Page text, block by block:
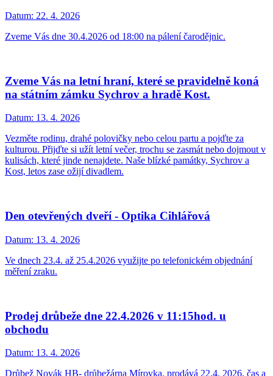
Datum: 22. 4. 2026
Zveme Vás dne 30.4.2026 od 18:00 na pálení čarodějnic.
Zveme Vás na letní hraní, které se pravidelně koná
na státním zámku Sychrov a hradě Kost.
Datum: 13. 4. 2026
Vezměte rodinu, drahé polovičky nebo celou partu a pojďte za
kulturou. Přijďte si užít letní večer, trochu se zasmát nebo dojmout v
kulisách, které jinde nenajdete. Naše blízké památky, Sychrov a
Kost, letos zase ožijí divadlem.
Den otevřených dveří - Optika Cihlářová
Datum: 13. 4. 2026
Ve dnech 23.4. až 25.4.2026 využijte po telefonickém objednání
měření zraku.
Prodej drůbeže dne 22.4.2026 v 11:15hod. u
obchodu
Datum: 13. 4. 2026
Drůbež Novák HB- drůbežárna Mírovka, prodává 22.4. 2026, čas a